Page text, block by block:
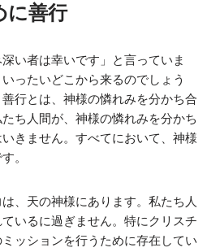
に善行
い者は幸いです」と言っていま
ったいどこから来るのでしょう
行とは、神様の憐れみを分かち合
ち人間が、神様の憐れみを分かち
きません。すべてにおいて、神様
。
、天の神様にあります。私たち人
いるに過ぎません。特にクリスチ
ッションを行うために存在してい